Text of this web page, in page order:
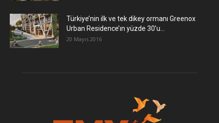
Türkiye’nin ilk ve tek dikey ormanı Greenox
Urban Residence’ın yüzde 30’u...
20 Mayıs 2016